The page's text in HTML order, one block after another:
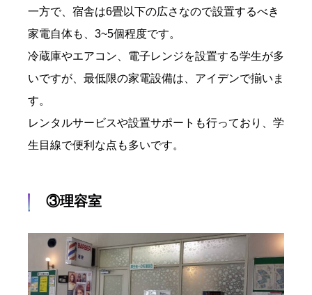
一方で、宿舎は6畳以下の広さなので設置するべき
家電自体も、3~5個程度です。
冷蔵庫やエアコン、電子レンジを設置する学生が多
いですが、最低限の家電設備は、アイデンで揃いま
す。
レンタルサービスや設置サポートも行っており、学
生目線で便利な点も多いです。
③理容室